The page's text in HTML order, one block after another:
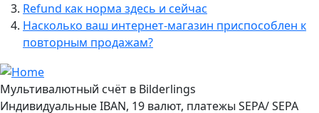
Refund как норма здесь и сейчас
Насколько ваш интернет-магазин приспособлен к
повторным продажам?
Мультивалютный счёт в Bilderlings
Индивидуальные IBAN, 19 валют, платежы SEPA/ SEPA